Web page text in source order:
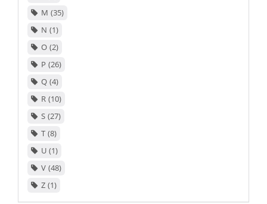
M 35
N 1
O 2
P 26
Q 4
R 10
S 27
T 8
U 1
V 48
Z 1